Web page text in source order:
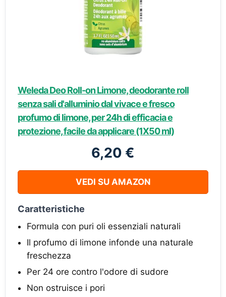
Weleda Deo Roll-on Limone, deodorante roll
senza sali d'alluminio dal vivace e fresco
profumo di limone, per 24h di efficacia e
protezione, facile da applicare (1X50 ml)
6,20 €
VEDI SU AMAZON
Caratteristiche
Formula con puri oli essenziali naturali
Il profumo di limone infonde una naturale
freschezza
Per 24 ore contro l'odore di sudore
Non ostruisce i pori